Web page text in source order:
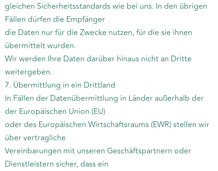
gleichen Sicherheitsstandards wie bei uns. In den übrigen
Fällen dürfen die Empfänger
die Daten nur für die Zwecke nutzen, für die sie ihnen
übermittelt wurden.
Wir werden Ihre Daten darüber hinaus nicht an Dritte
weitergeben.
7. Übermittlung in ein Drittland
In Fällen der Datenübermittlung in Länder außerhalb der
der Europäischen Union (EU)
oder des Europäischen Wirtschaftsraums (EWR) stellen wir
über vertragliche
Vereinbarungen mit unseren Geschäftspartnern oder
Dienstleistern sicher, dass ein